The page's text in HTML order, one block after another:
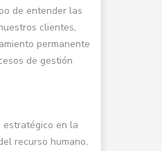
de entender las
clientes,
permanente
de gestión
estratégico en la
recurso humano,